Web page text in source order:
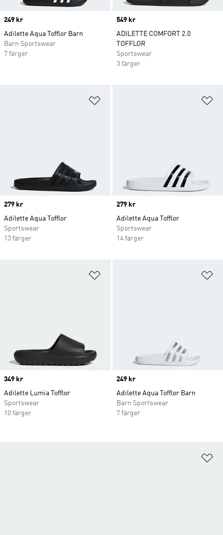
Price
249 kr
Adilette Aqua Tofflor Barn
Barn Sportswear
7 färger
Price
549 kr
ADILETTE COMFORT 2.0
TOFFLOR
Sportswear
3 färger
Price
279 kr
Adilette Aqua Tofflor
Sportswear
13 färger
Price
279 kr
Adilette Aqua Tofflor
Sportswear
14 färger
Price
349 kr
Adilette Lumia Tofflor
Sportswear
10 färger
Price
249 kr
Adilette Aqua Tofflor Barn
Barn Sportswear
7 färger